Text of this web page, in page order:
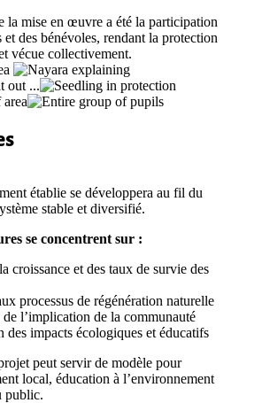
la mise en œuvre a été la participation
et des bénévoles, rendant la protection
vécue collectivement.
établie se développera au fil du
stable et diversifié.
se concentrent sur :
croissance et des taux de survie des
processus de régénération naturelle
l’implication de la communauté
des impacts écologiques et éducatifs
peut servir de modèle pour
local, éducation à l’environnement
public.